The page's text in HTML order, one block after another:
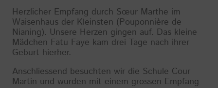
Herzlicher Empfang durch Sœur Marthe im
Waisenhaus der Kleinsten (Pouponnière de
Nianing). Unsere Herzen gingen auf. Das kleine
Mädchen Fatu Faye kam drei Tage nach ihrer
Geburt hierher.
Anschliessend besuchten wir die Schule Cour
Martin und wurden mit einem grossen Empfang